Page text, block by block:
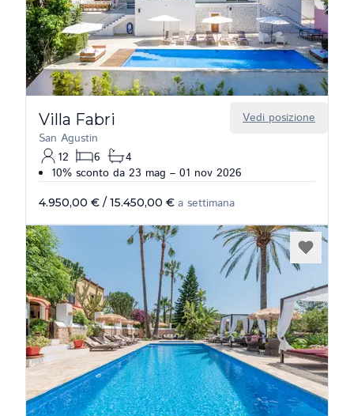
Vedi posizione
Villa Fabri
San Agustin
12
6
4
10% sconto da 23 mag – 01 nov 2026
4.950,00 € / 15.450,00 € a settimana